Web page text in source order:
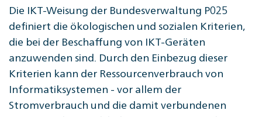
Die IKT-Weisung der Bundesverwaltung P025
definiert die ökologischen und sozialen Kriterien,
die bei der Beschaffung von IKT-Geräten
anzuwenden sind. Durch den Einbezug dieser
Kriterien kann der Ressourcenverbrauch von
Informatiksystemen - vor allem der
Stromverbrauch und die damit verbundenen